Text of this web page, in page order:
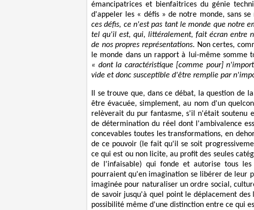
émancipatrices et bienfaitrices du génie
d'appeler les « défis » de notre monde, sans
ces défis, ce n'est pas tant le monde que notre
tel qu'il est, qui, littéralement, fait écran entre
de nos propres représentations. Non certes,
le monde dans un rapport à lui-même somme
« dont la caractéristique [comme pour]
vide et donc susceptible d'être remplie par
Il se trouve que, dans ce débat, la question de
être évacuée, simplement, au nom d'un
relèverait du pur fantasme, s'il n'était soutenu
de détermination du réel dont l'ambivalence
concevables toutes les transformations, en
de ce pouvoir (le fait qu'il se soit
ce qui est ou non licite, au profit des seules
de l'infaisable) qui fonde et autorise tous
pourraient qu'en imagination se libérer de leur
imaginée pour naturaliser un ordre social,
de savoir jusqu'à quel point le déplacement
possibilité même d'une distinction entre ce qui